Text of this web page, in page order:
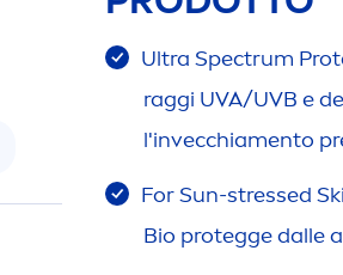
Ultra Spectrum
raggi UVA/UVB e
l'invecchiamento
ForSun-stressed
Bio protegge dalle